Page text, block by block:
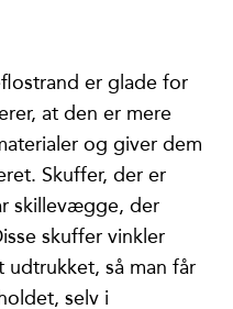
er glade for
at den er mere
og giver dem
Skuffer, der er
skillevægge, der
skuffer vinkler
så man får
selv i